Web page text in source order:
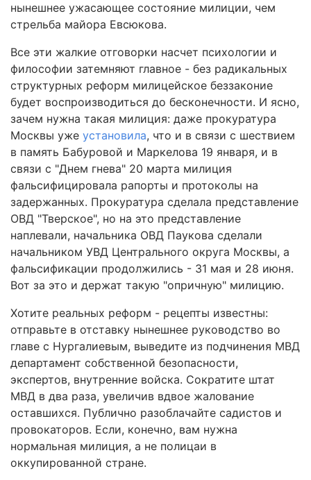
нынешнее ужасающее состояние милиции, чем
стрельба майора Евсюкова.
Все эти жалкие отговорки насчет психологии и
философии затемняют главное - без радикальных
структурных реформ милицейское беззаконие
будет воспроизводиться до бесконечности. И ясно,
зачем нужна такая милиция: даже прокуратура
Москвы уже установила, что и в связи с шествием
в память Бабуровой и Маркелова 19 января, и в
связи с "Днем гнева" 20 марта милиция
фальсифицировала рапорты и протоколы на
задержанных. Прокуратура сделала представление
ОВД "Тверское", но на это представление
наплевали, начальника ОВД Паукова сделали
начальником УВД Центрального округа Москвы, а
фальсификации продолжились - 31 мая и 28 июня.
Вот за это и держат такую "опричную" милицию.
Хотите реальных реформ - рецепты известны:
отправьте в отставку нынешнее руководство во
главе с Нургалиевым, выведите из подчинения МВД
департамент собственной безопасности,
экспертов, внутренние войска. Сократите штат
МВД в два раза, увеличив вдвое жалование
оставшихся. Публично разоблачайте садистов и
провокаторов. Если, конечно, вам нужна
нормальная милиция, а не полицаи в
оккупированной стране.